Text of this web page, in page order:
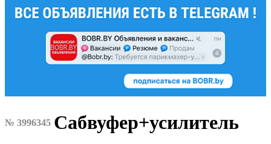
№ 3996345 Сабвуфер+усилитель